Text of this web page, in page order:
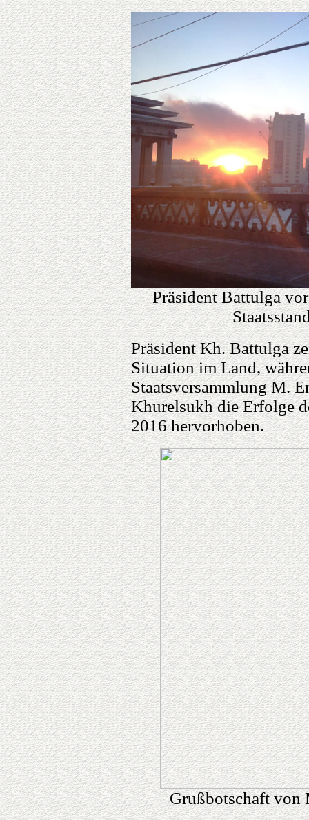
Präsident Battulga
Präsident Kh. Battulga
Situation im Land,
Staatsversammlung M.
Khurelsukh die Erfolge
2016 hervorhoben.
Grußbotschaft von